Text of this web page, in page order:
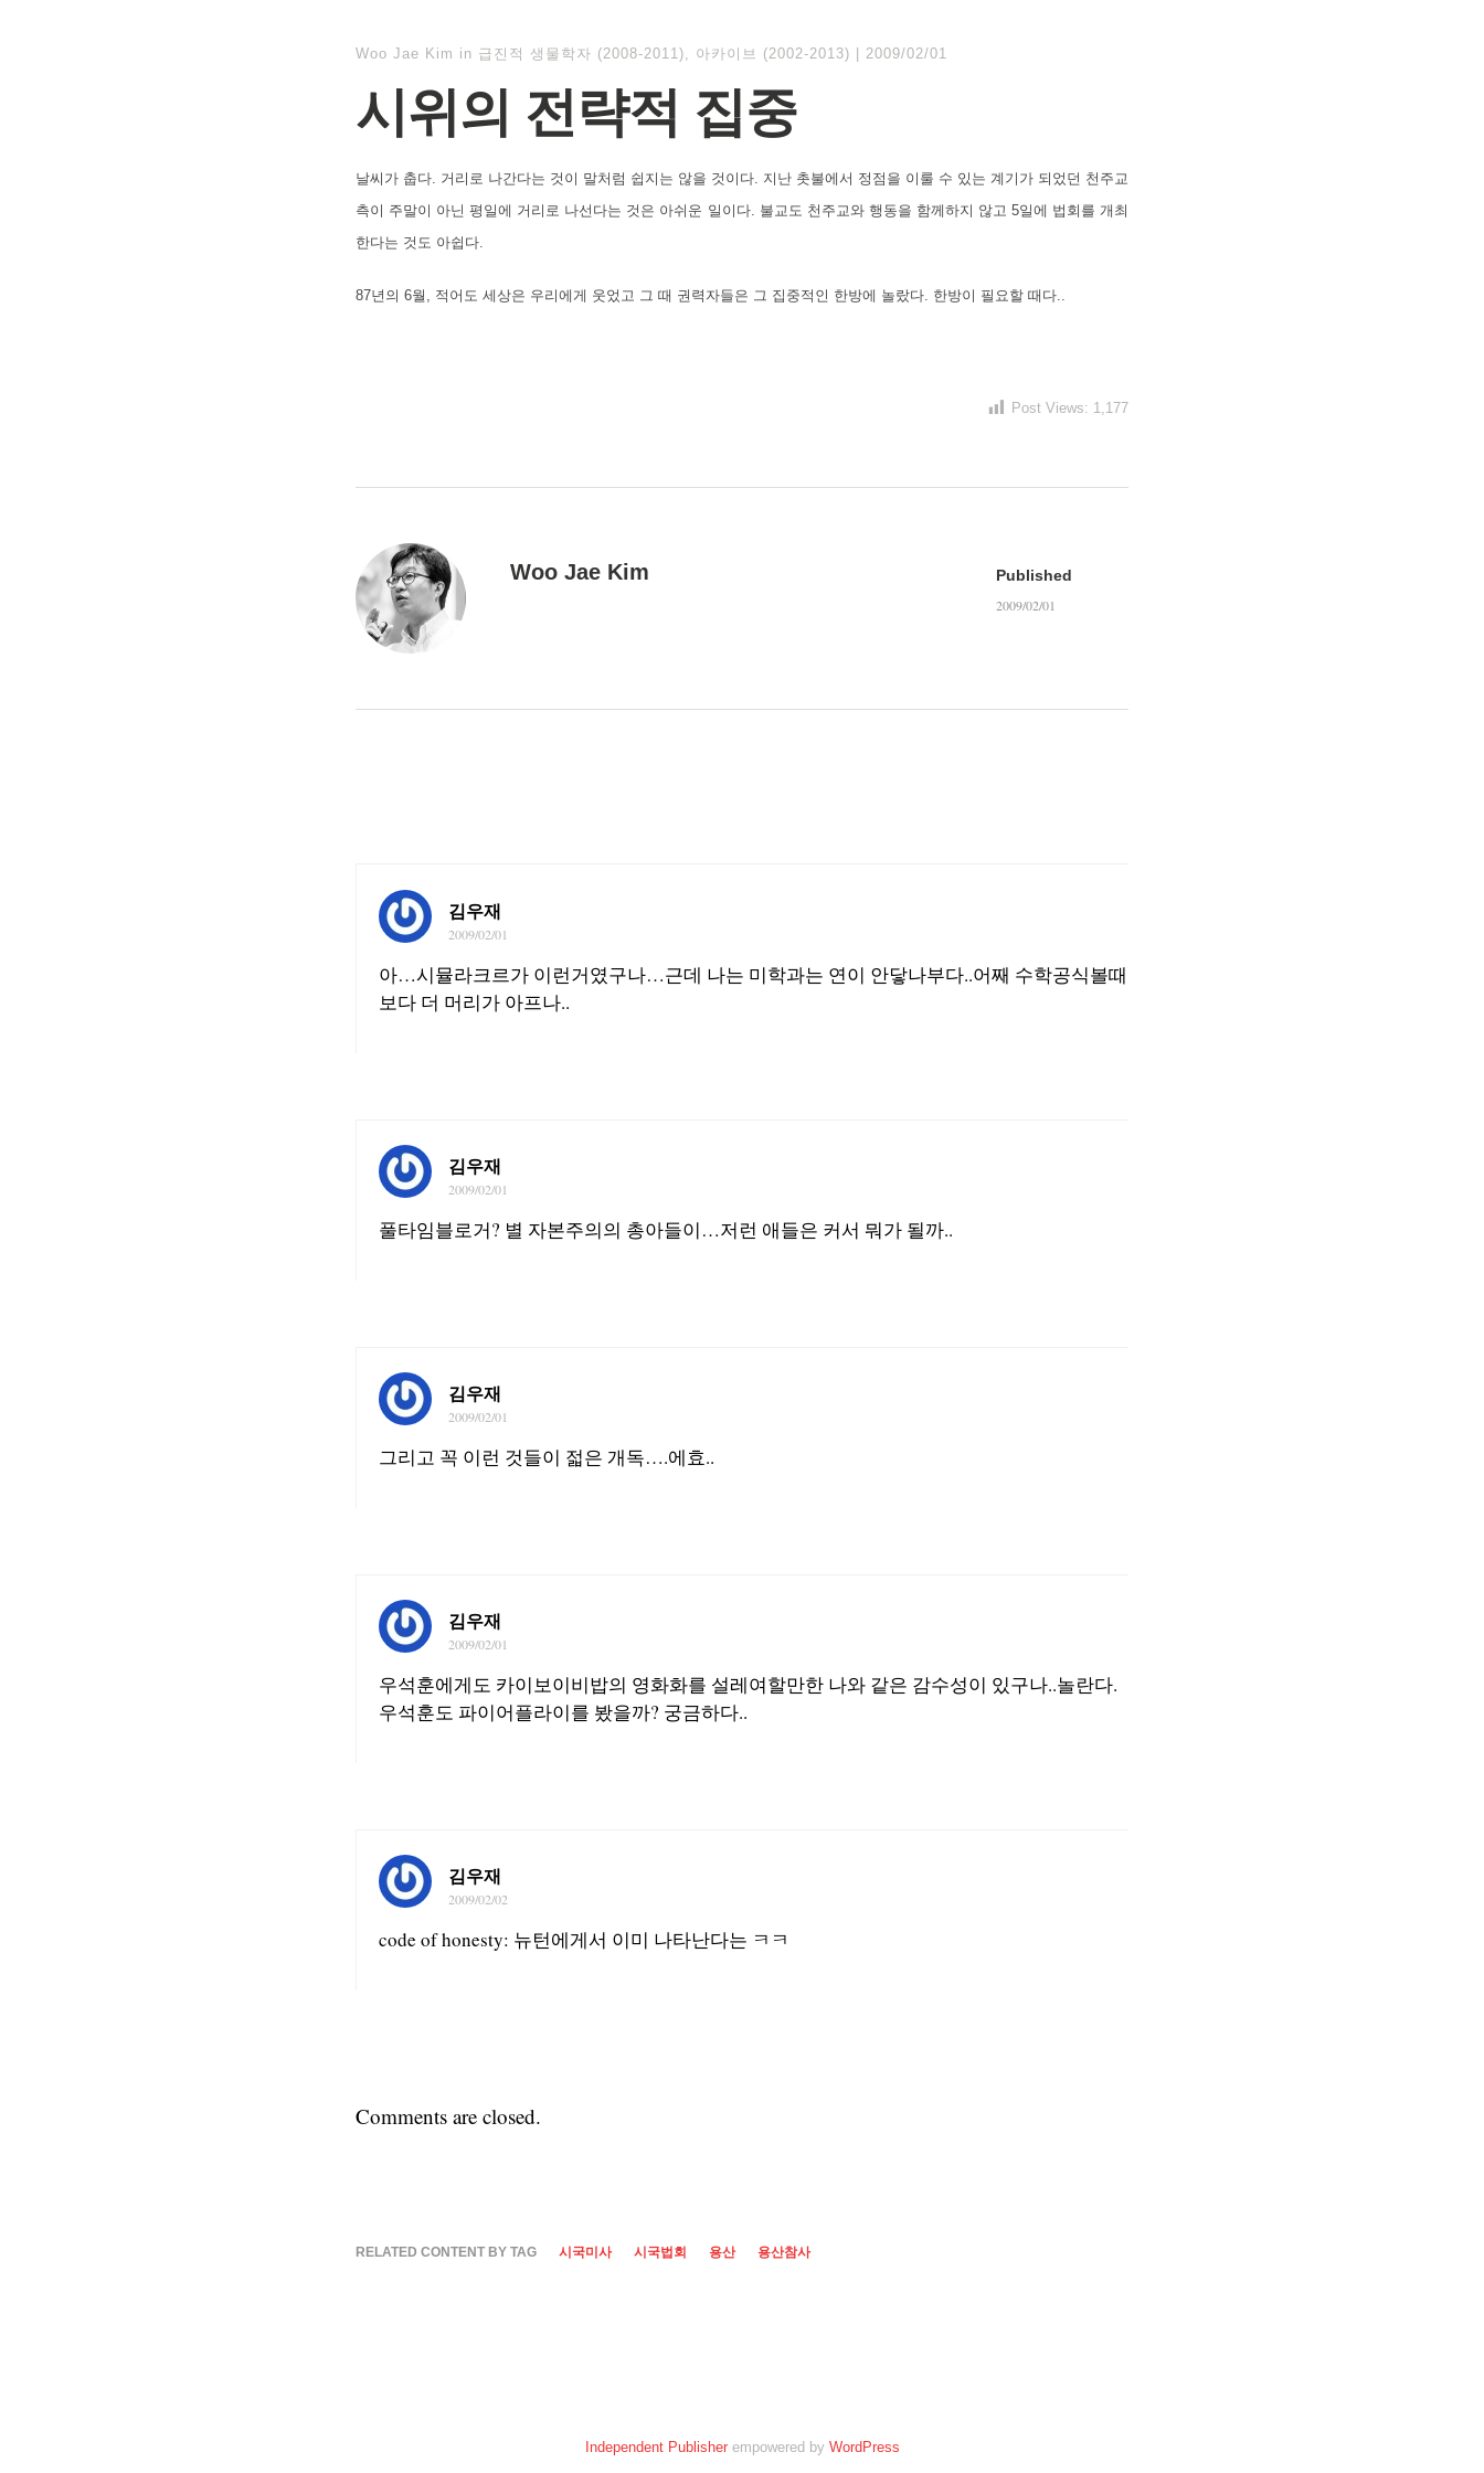
Woo Jae Kim in 급진적 생물학자 (2008-2011), 아카이브 (2002-2013) 2009/02/01
시위의 전략적 집중
날씨가 춥다. 거리로 나간다는 것이 말처럼 쉽지는 않을 것이다. 지난 촛불에서 정점을 이룰 수 있는 계기가 되었던 천주교
측이 주말이 아닌 평일에 거리로 나선다는 것은 아쉬운 일이다. 불교도 천주교와 행동을 함께하지 않고 5일에 법회를 개최
한다는 것도 아쉽다.
87년의 6월, 적어도 세상은 우리에게 웃었고 그 때 권력자들은 그 집중적인 한방에 놀랐다. 한방이 필요할 때다..
Post Views: 1,177
Woo Jae Kim
Published
2009/02/01
김우재
2009/02/01
아…시뮬라크르가 이런거였구나…근데 나는 미학과는 연이 안닿나부다..어째 수학공식볼때
보다 더 머리가 아프나..
김우재
2009/02/01
풀타임블로거? 별 자본주의의 총아들이…저런 애들은 커서 뭐가 될까..
김우재
2009/02/01
그리고 꼭 이런 것들이 젋은 개독….에효..
김우재
2009/02/01
우석훈에게도 카이보이비밥의 영화화를 설레여할만한 나와 같은 감수성이 있구나..놀란다.
우석훈도 파이어플라이를 봤을까? 궁금하다..
김우재
2009/02/02
code of honesty: 뉴턴에게서 이미 나타난다는 ㅋㅋ
Comments are closed.
RELATED CONTENT BY TAG 시국미사 시국법회 용산 용산참사
Independent Publisherempowered by WordPress